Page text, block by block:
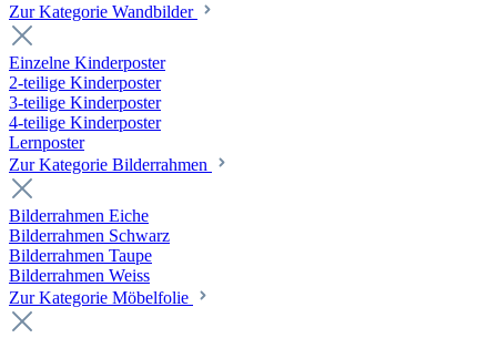
Zur Kategorie Wandbilder
Einzelne Kinderposter
2-teilige Kinderposter
3-teilige Kinderposter
4-teilige Kinderposter
Lernposter
Zur Kategorie Bilderrahmen
Bilderrahmen Eiche
Bilderrahmen Schwarz
Bilderrahmen Taupe
Bilderrahmen Weiss
Zur Kategorie Möbelfolie